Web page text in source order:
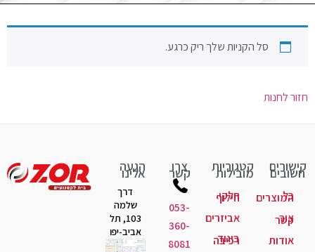
סל הקניות שלך ריק כרגע.
חזור לחנות
קישורים
חשובים
כל
המוצרים
צור
קשר
אודות
קטגוריות
מובילות
חלקי
חילוף
אביזרים
ביגוד
רכיבה
צרו
קשר
053-
360-
8081
הגעה
אלינו
דרך
שלמה
103, תל
אביב-יפו